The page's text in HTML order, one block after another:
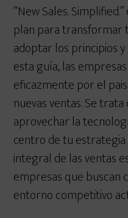
“New Sales.
plan para transformar
adoptar los principios
esta guía, las
eficazmente por el
nuevas ventas. Se
aprovechar la
centro de tu
integral de las ventas
empresas que buscan
entorno competitivo